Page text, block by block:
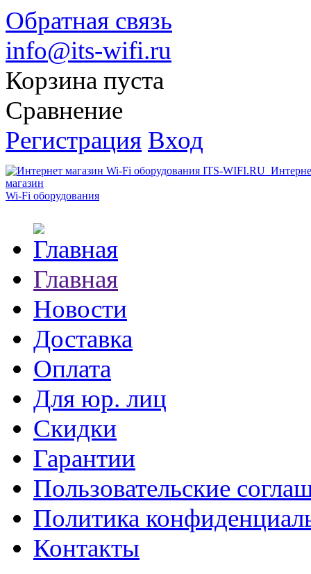
Обратная связь
info@its-wifi.ru
Корзина пуста
Сравнение
Регистрация Вход
магазин
Wi-Fi оборудования
Главная
Новости
Доставка
Оплата
Для юр. лиц
Скидки
Гарантии
Пользовательские
Политика
Контакты